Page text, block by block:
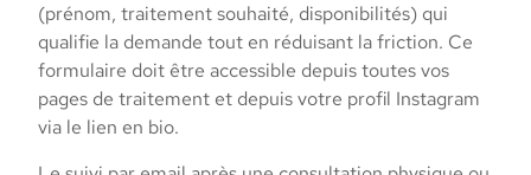
(prénom, traitement souhaité, disponibilités) qui
qualifie la demande tout en réduisant la friction. Ce
formulaire doit être accessible depuis toutes vos
pages de traitement et depuis votre profil Instagram
via le lien en bio.